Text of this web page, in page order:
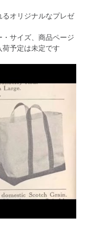
オリジナルなプレゼ
サイズ、商品ページ
予定は未定です